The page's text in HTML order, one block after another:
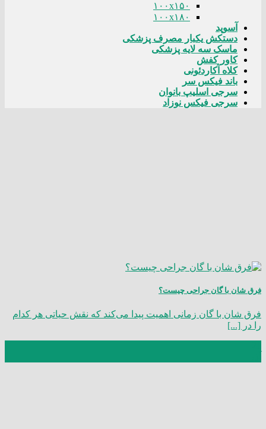
۱۰۰x۱۵۰
۱۰۰x۱۸۰
آسوپد
دستکش یکبار مصرف پزشکی
ماسک سه لایه پزشکی
کاور کفش
کلاه آکاردئونی
باند فیکس سر
سرجی اسلیپ بانوان
سرجی فیکس نوزاد
فرق شان با گان جراحی چیست؟
فرق شان با گان زمانی اهمیت پیدا می‌کند که نقش حیاتی هر کدام
را در [...]